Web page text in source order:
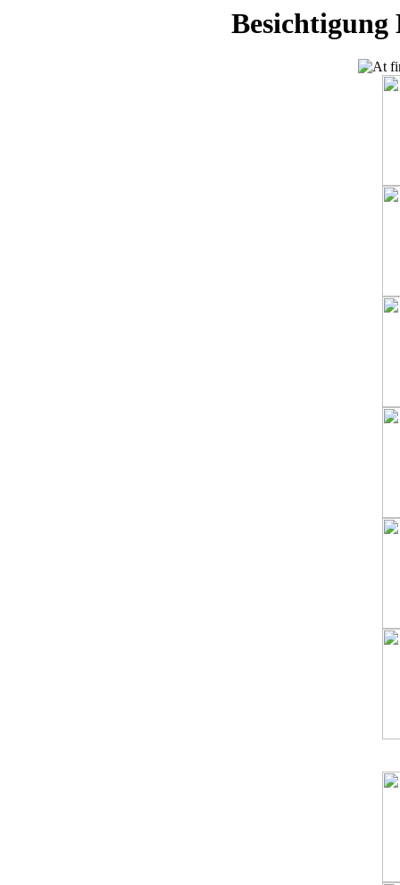
Besichtigung